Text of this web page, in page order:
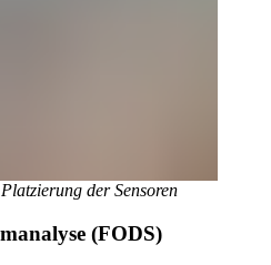
der Sensoren
(FODS)